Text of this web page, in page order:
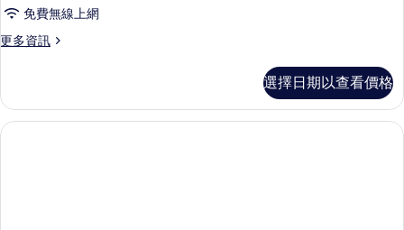
免費無線上網
更多資訊
更
房,
非
吸
選擇日期以查看價格